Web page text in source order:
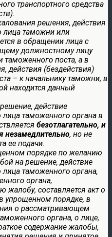
транспортного средства
решения, действия
лица таможни или
в обращении лица с
должностному лицу
таможенного поста, а в
действия (бездействия)
– к начальнику таможни, в
находится данный
действие
таможенного органа в
безотлагательно, и
незамедлительно, но не
ее подачи.
порядке по желанию
на решение, действие
таможенного органа,
органа,
составляется акт о
упрощенном порядке, в
о рассматривающем
органа, о лице,
содержание жалобы,